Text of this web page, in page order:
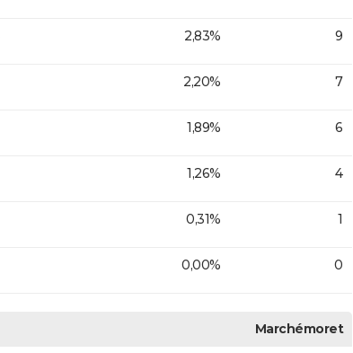
2,83% 9
2,20% 7
1,89% 6
1,26% 4
0,31% 1
0,00% 0
Marchémoret